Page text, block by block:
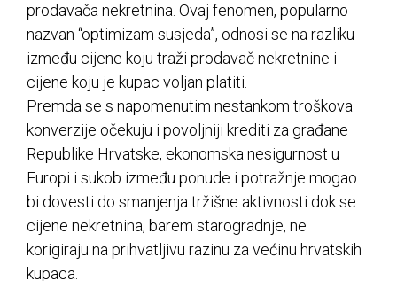
prodavača nekretnina. Ovaj fenomen, popularno
nazvan “optimizam susjeda”, odnosi se na razliku
između cijene koju traži prodavač nekretnine i
cijene koju je kupac voljan platiti.
Premda se s napomenutim nestankom troškova
konverzije očekuju i povoljniji krediti za građane
Republike Hrvatske, ekonomska nesigurnost u
Europi i sukob između ponude i potražnje mogao
bi dovesti do smanjenja tržišne aktivnosti dok se
cijene nekretnina, barem starogradnje, ne
korigiraju na prihvatljivu razinu za većinu hrvatskih
kupaca.